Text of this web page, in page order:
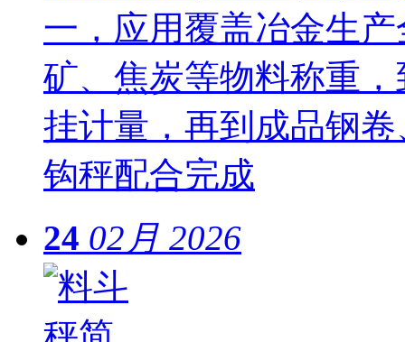
一，应用覆盖冶金生
矿、焦炭等物料称重
挂计量，再到成品钢
钩秤配合完成
24 02月 2026